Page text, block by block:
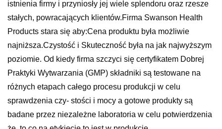
istnienia firmy i przyniosły jej wiele splendoru oraz rzesze
stałych, powracających klientów.Firma Swanson Health
Products stara się aby:Cena produktu była możliwie
najniższa.Czystość i Skuteczność była na jak najwyższym
poziomie. Od kiedy firma szczyci się certyfikatem Dobrej
Praktyki Wytwarzania (GMP) składniki są testowane na
różnych etapach całego procesu produkcji w celu
sprawdzenia czy- stości i mocy a gotowe produkty są
badane przez niezależne laboratoria w celu potwierdzenia